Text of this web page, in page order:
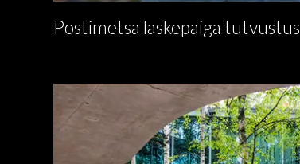
Postimetsa laskepaiga tutvustus